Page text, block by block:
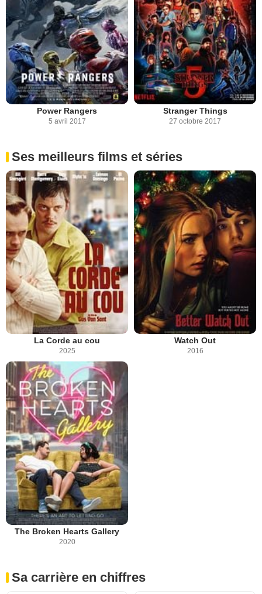
Power Rangers
5 avril 2017
Stranger Things
27 octobre 2017
Ses meilleurs films et séries
La Corde au cou
2025
Watch Out
2016
The Broken Hearts Gallery
2020
Sa carrière en chiffres